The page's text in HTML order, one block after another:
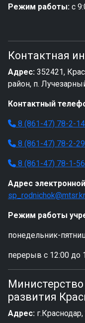
Режим работы: с
Контактная
Адрес: 352421,
район, п.
Контактный
8 (861-47) 78-2-14
8 (861-47) 78-2-29
8 (861-47) 78-1-56
Адрес
Режим работы
понедельник-
перерыв с 12:00 до
развития
Адрес: